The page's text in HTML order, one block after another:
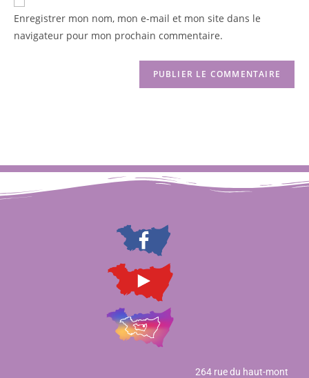
Enregistrer mon nom, mon e-mail et mon site dans le
navigateur pour mon prochain commentaire.
264 rue du haut-mont